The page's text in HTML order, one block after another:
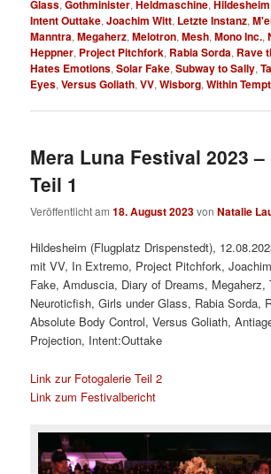
Glass,Gothminister,Heldmaschine,Hildesheim
Intent Outtake,Joachim Witt, Letzte Instanz,
Manntra,Megaherz,Melotron,Mesh,Mono Inc.,
Heppner, Project Pitchfork, Rabia Sorda, Rave
Hates Emotions,Solar Fake,Subway to Sally,
Eyes,Versus Goliath,VV,Wisborg,Within
Mera Luna Festival 2023 –
Teil 1
Veröffentlicht am18. August 2023vonNatalie
Hildesheim (Flugplatz Drispenstedt),
mit VV, In Extremo, Project Pitchfork,
Fake, Amduscia, Diary of Dreams, Megaherz,
Neuroticfish, Girls under Glass, Rabia Sorda,
Absolute Body Control, Versus Goliath,
Projection, Intent:Outtake
Link zur Fotogalerie Teil 2
Link zum Festivalbericht